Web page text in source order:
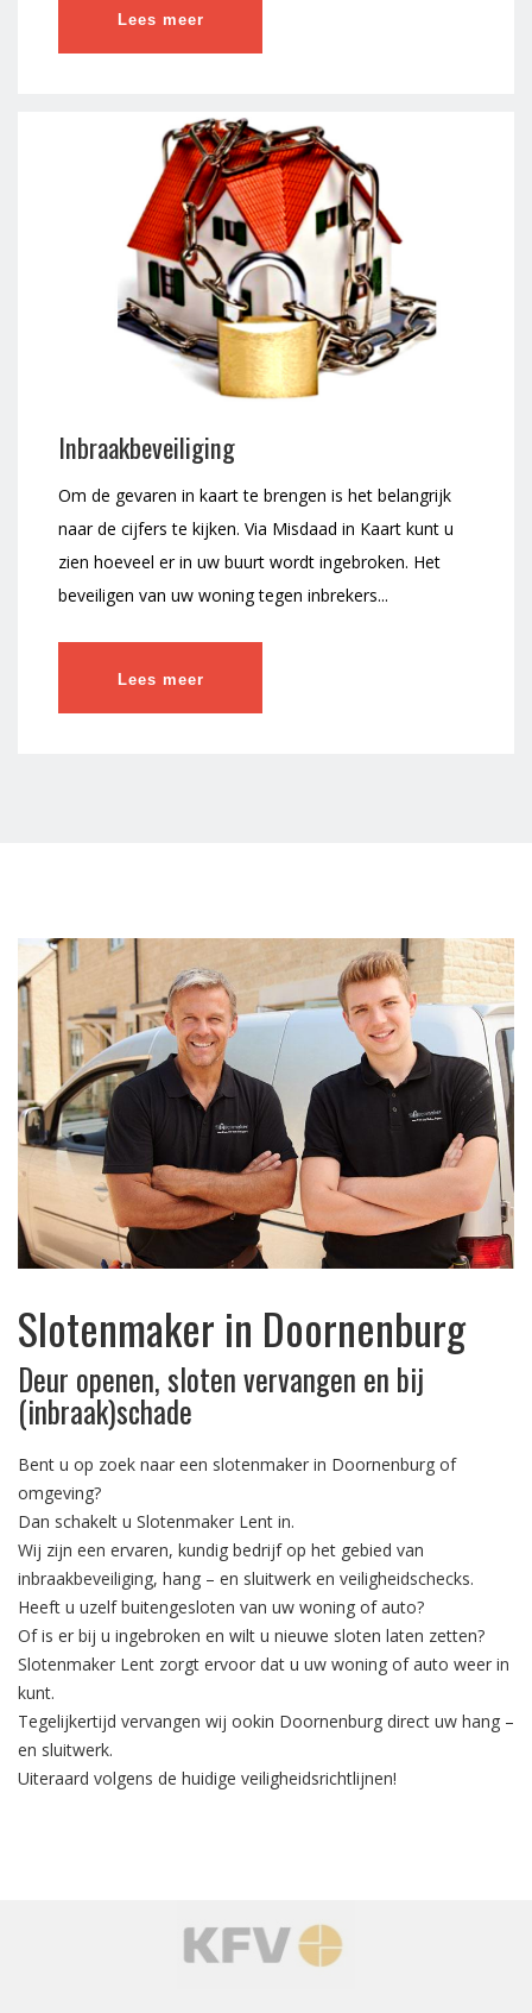
Lees meer
Inbraakbeveiliging
Om de gevaren in kaart te brengen is het belangrijk
naar de cijfers te kijken. Via Misdaad in Kaart kunt u
zien hoeveel er in uw buurt wordt ingebroken. Het
beveiligen van uw woning tegen inbrekers...
Lees meer
Slotenmaker in Doornenburg
Deur openen, sloten vervangen en bij
(inbraak)schade
Bent u op zoek naar een slotenmaker in Doornenburg of
omgeving?
Dan schakelt u Slotenmaker Lent in.
Wij zijn een ervaren, kundig bedrijf op het gebied van
inbraakbeveiliging, hang – en sluitwerk en veiligheidschecks.
Heeft u uzelf buitengesloten van uw woning of auto?
Of is er bij u ingebroken en wilt u nieuwe sloten laten zetten?
Slotenmaker Lent zorgt ervoor dat u uw woning of auto weer in
kunt.
Tegelijkertijd vervangen wij ookin Doornenburg direct uw hang –
en sluitwerk.
Uiteraard volgens de huidige veiligheidsrichtlijnen!